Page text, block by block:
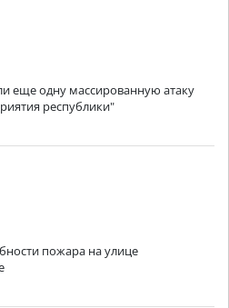
еще одну массированную атаку
республики"
пожара на улице